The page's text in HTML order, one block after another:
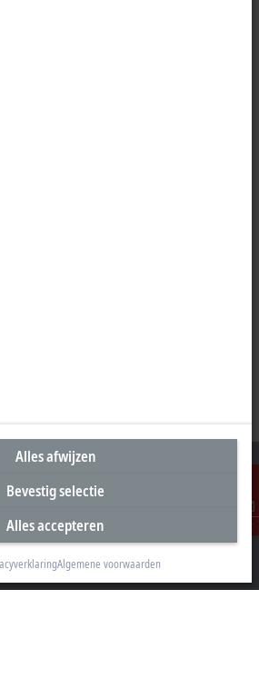
Contact
Alles afwijzen
Bevestig selectie
Alles accepteren
Algemene voorwaarden